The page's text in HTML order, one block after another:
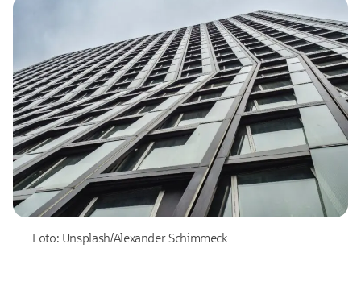
Foto: Unsplash/Alexander Schimmeck